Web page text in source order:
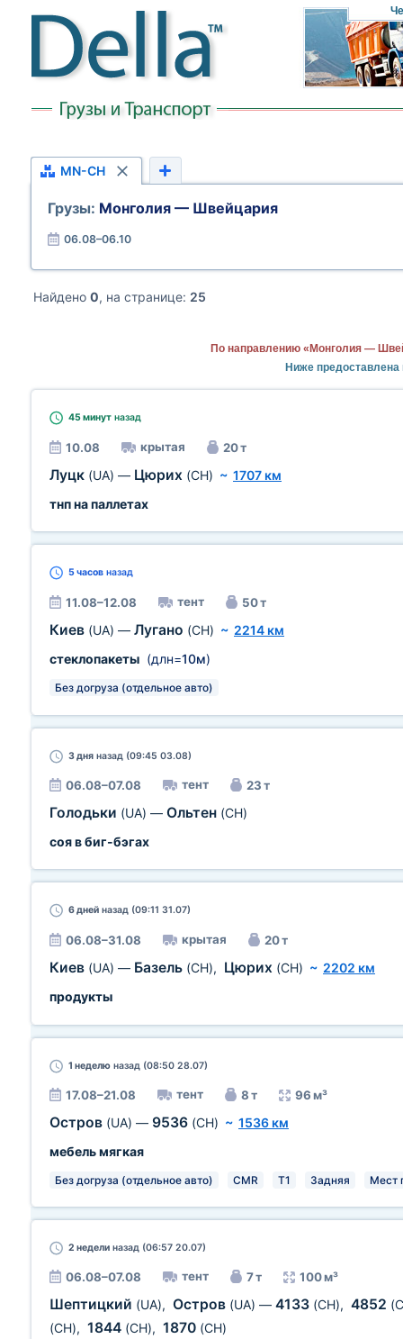
MN-CH
Грузы: Монголия — Швейцария
06.08–06.10
Найдено 0, на странице: 25
По направлению «Монголия —
Ниже
45 минут назад
10.08 крытая 20 т
Луцк (UA) — Цюрих (CH) ~ 1707 км
тнп на паллетах
5 часов назад
11.08–12.08 тент 50 т
Киев (UA) — Лугано (CH) ~ 2214 км
стеклопакеты (длн=10м)
Без догруза (отдельное авто)
3 дня назад (09:45 03.08)
06.08–07.08 тент 23 т
Голодьки (UA) — Ольтен (CH)
соя в биг-бэгах
6 дней назад (09:11 31.07)
06.08–31.08 крытая 20 т
Киев (UA) — Базель (CH), Цюрих (CH) ~ 2202 км
продукты
1 неделю назад (08:50 28.07)
17.08–21.08 тент 8 т 96 м³
Остров (UA) — 9536 (CH) ~ 1536 км
мебель мягкая
Без догруза (отдельное авто) CMR T1 Задняя Мест
2 недели назад (06:57 20.07)
06.08–07.08 тент 7 т 100 м³
Шептицкий (UA), Остров (UA) — 4133 (CH), 4852
(CH), 1844 (CH), 1870 (CH)